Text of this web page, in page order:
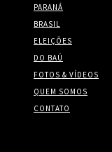
PARANÁ
BRASIL
ELEIÇÕES
DO BAÚ
FOTOS & VÍDEOS
QUEM SOMOS
CONTATO